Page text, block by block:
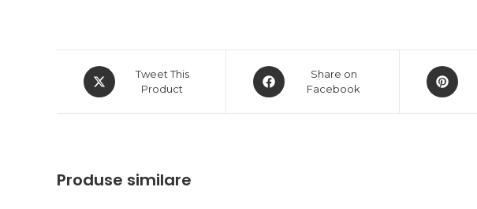
Opens
in
Tweet This
Product
Opens
in
Share on
Facebook
Opens
in
Produse similare